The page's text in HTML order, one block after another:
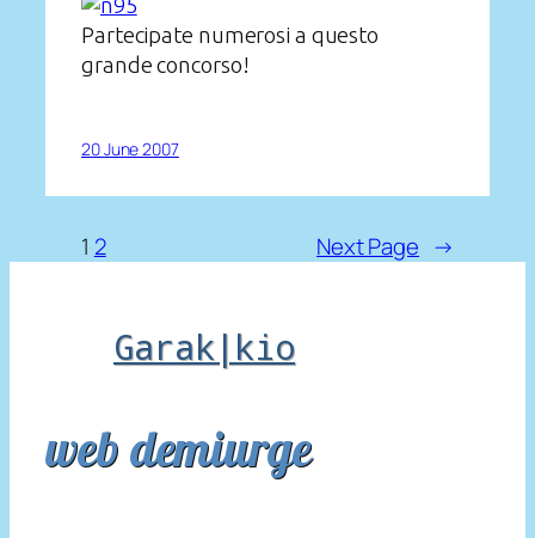
Partecipate numerosi a questo
grande concorso!
20 June 2007
1 2 Next Page →
Garak|kio
web demiurge